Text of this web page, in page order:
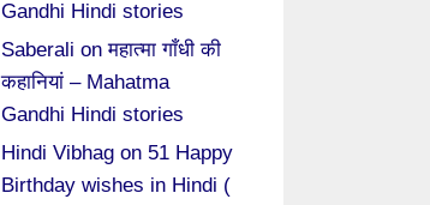
Gandhi Hindi stories
Saberali onमहात्मा गाँधी की
कहानियां – Mahatma
Gandhi Hindi stories
Hindi Vibhag on 51 Happy
Birthday wishes in Hindi (